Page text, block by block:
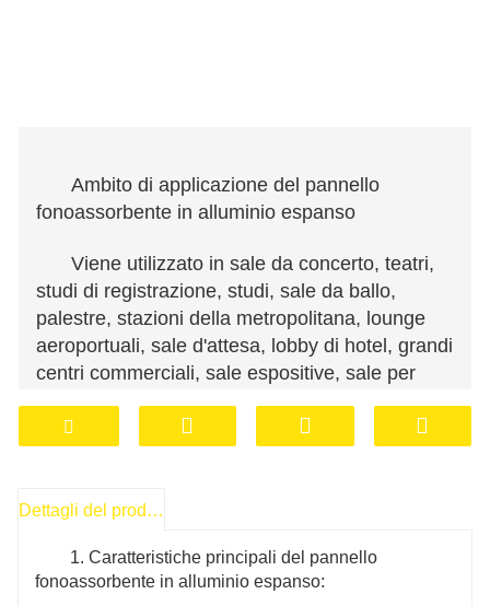
Ambito di applicazione del pannello
fonoassorbente in alluminio espanso
Viene utilizzato in sale da concerto, teatri,
studi di registrazione, studi, sale da ballo,
palestre, stazioni della metropolitana, lounge
aeroportuali, sale d'attesa, lobby di hotel, grandi
centri commerciali, sale espositive, sale per
uffici, redazioni, sale computer e altri luoghi da
controllare il tempo di riverbero del suono.
per silenziatori di tubi, gomiti di silenziatori,
adatti per condizionatori d'aria e
apparecchiature di ventilazione in officine pulite,
Dettagli del prodotto
1. Caratteristiche principali del pannello
fonoassorbente in alluminio espanso: